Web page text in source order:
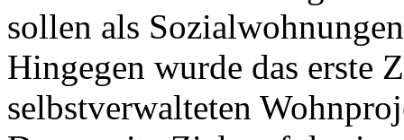
sollen als
Hingegen wurde das erste
selbstverwalteten